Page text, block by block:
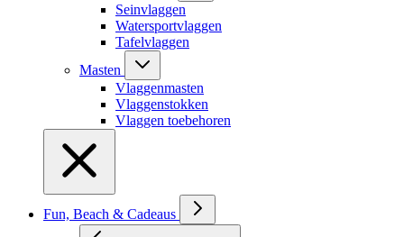
Seinvlaggen
Watersportvlaggen
Tafelvlaggen
Masten
Vlaggenmasten
Vlaggenstokken
Vlaggen toebehoren
Fun, Beach & Cadeaus